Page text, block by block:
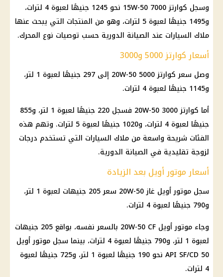
وسجل كوارتز 7000 15W-50 نحو 1245 جنيهًا لعبوة 4 لترات،
و1495 جنيهًا لعبوة 5 لترات، وهو من المنتجات التي يبحث عنها
ملاك السيارات عند الصيانة الدورية حسب توصيات نوع المحرك.
أسعار كوارتز 5000 و3000
وصل سعر كوارتز 5000 20W-50 إلى 297 جنيهًا لعبوة 1 لتر،
و1145 جنيهًا لعبوة 4 لترات.
أما كوارتز 3000 20W-50 فسجل 220 جنيهًا لعبوة 1 لتر، و855
جنيهًا لعبوة 4 لترات، و1020 جنيهًا لعبوة 5 لترات. وتهم هذه
الفئات شريحة واسعة من ملاك السيارات التي تستخدم درجات
لزوجة تقليدية في الصيانة الدورية.
أسعار موتور أويل بعد الزيادة
سجل موتور أويل غاز 20W-50 سعر 205 جنيهات لعبوة 1 لتر،
و790 جنيهًا لعبوة 4 لترات.
وجاء موتور أويل 20W-50 CF بالسعر نفسه، بواقع 205 جنيهات
لعبوة 1 لتر، و790 جنيهًا لعبوة 4 لترات، بينما سجل موتور أويل
API SF/CD 50 نحو 190 جنيهًا لعبوة 1 لتر، و725 جنيهًا لعبوة
4 لترات.